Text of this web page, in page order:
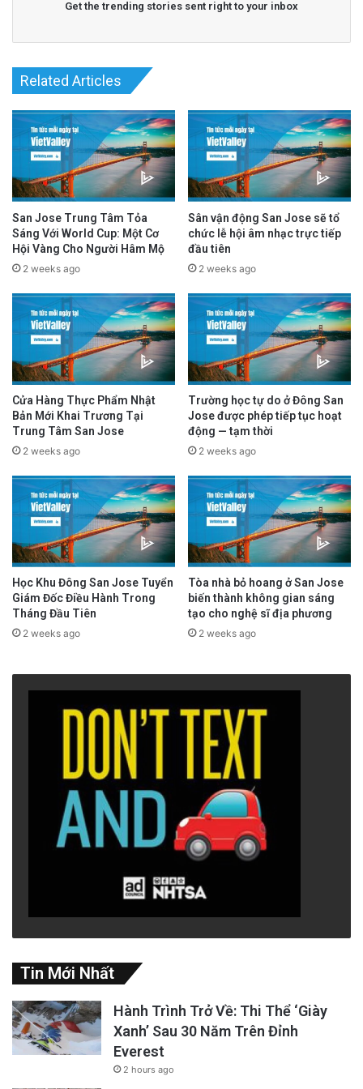
và doanh nghiệp nộp hồ sơ yêu cầu hoàn trả
hóa chất này, đồng thời hướng dẫn các doanh
nghiệp nộp đơn xin hỗ trợ từ Cơ Quan
Quản Trị Doanh Nghiệp Nhỏ Hoa Kỳ (SBA) để
được xem xét các chương trình trợ giúp tài
chánh.
Related Articles
Căn Hộ Cũ Kỹ Thuật Hiện Đại
1 day ago
Một địa điểm thứ hai ở trung tâm San Jose
đóng cửa giữa cuộc chiến giấy phép
3 days ago
Tin Từ SBTNRead More
advertisement
Get the trending stories sent right to your inbox
Related Articles
San Jose Trung Tâm Tỏa
Sáng Với World Cup: Một Cơ
Hội Vàng Cho Người Hâm Mộ
2 weeks ago
Sân vận động San Jose sẽ tổ
chức lễ hội âm nhạc trực tiếp
đầu tiên
2 weeks ago
Cửa Hàng Thực Phẩm Nhật
Bản Mới Khai Trương Tại
Trung Tâm San Jose
2 weeks ago
Trường học tự do ở Đông San
Jose được phép tiếp tục hoạt
động — tạm thời
2 weeks ago
Học Khu Đông San Jose Tuyển
Giám Đốc Điều Hành Trong
Tháng Đầu Tiên
2 weeks ago
Tòa nhà bỏ hoang ở San Jose
biến thành không gian sáng
tạo cho nghệ sĩ địa phương
2 weeks ago
Tin Mới Nhất
Hành Trình Trở Về: Thi Thể ‘Giày
Xanh’ Sau 30 Năm Trên Đỉnh
Everest
2 hours ago